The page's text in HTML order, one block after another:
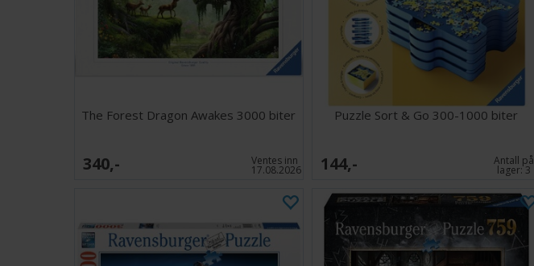
The Forest Dragon Awakes 3000 biter
340,- Ventes inn
17.08.2026
Puzzle Sort & Go 300-1000 biter
144,- Antall på
lager:3